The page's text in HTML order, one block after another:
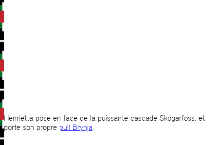
Henrietta pose en face de la puissante cascade Skógarfoss, et
porte son propre pull Brynja.